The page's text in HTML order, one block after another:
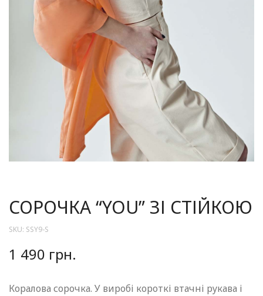
СОРОЧКА “YOU” ЗІ СТІЙКОЮ
SKU: SSY9-S
1 490 грн.
Коралова сорочка. У виробі короткі втачні рукава і